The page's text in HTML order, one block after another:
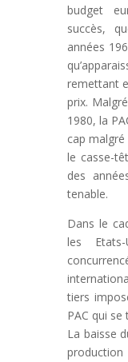
budget
succès,
années
remettant
prix.
1980, la
cap
le casse-
des
tenable.
Dans le
les
tiers
PAC qui
La baisse